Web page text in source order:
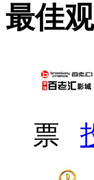
最佳
票